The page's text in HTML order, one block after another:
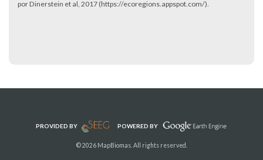
por Dinerstein et al, 2017 (https://ecoregions.appspot.com/).
PROVIDED BY POWERED BY
© 2026 MapBiomas. All rights reserved.